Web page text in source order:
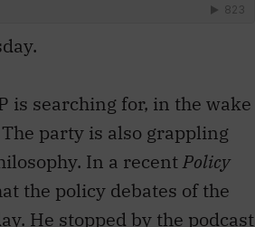
is searching for, in the wake
party is also grappling
In a recentPolicy
the policy debates of the
He stopped by the podcast